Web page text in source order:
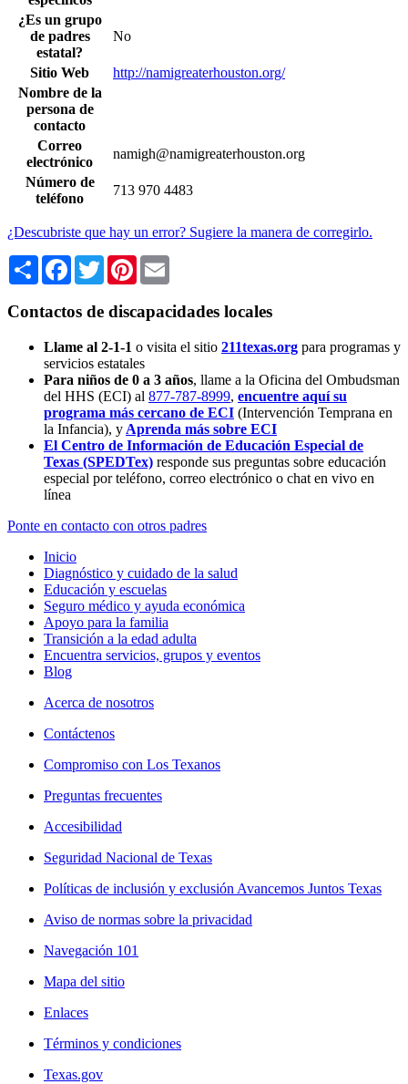
¿Es un grupo
de padres
estatal?
No
Sitio Web
http://namigreaterhouston.org/
Nombre de la
persona de
contacto
Correo
electrónico
namigh@namigreaterhouston.org
Número de
teléfono
713 970 4483
¿Descubriste que hay un error? Sugiere la manera de corregirlo.
Share Facebook
TwitterPinterest
Contactos de discapacidades locales
Llame al 2-1-1 o visita el sitio 211texas.org para programas y
servicios estatales
Para niños de 0 a 3 años, llame a la Oficina del Ombudsman
del HHS (ECI) al 877-787-8999, encuentre aquí su
programa más cercano de ECI (Intervención Temprana en
la Infancia), y Aprenda más sobre ECI
El Centro de Información de Educación Especial de
Texas (SPEDTex) responde sus preguntas sobre educación
especial por teléfono, correo electrónico o chat en vivo en
línea
Ponte en contacto con otros padres
Inicio
Diagnóstico y cuidado de la salud
Educación y escuelas
Seguro médico y ayuda económica
Apoyo para la familia
Transición a la edad adulta
Encuentra servicios, grupos y eventos
Blog
Acerca de nosotros
Contáctenos
Compromiso con Los Texanos
Preguntas frecuentes
Accesibilidad
Seguridad Nacional de Texas
Políticas de inclusión y exclusión Avancemos Juntos Texas
Aviso de normas sobre la privacidad
Navegación 101
Mapa del sitio
Enlaces
Términos y condiciones
Texas.gov